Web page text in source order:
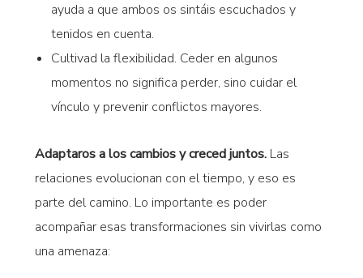
ayuda a que ambos os sintáis escuchados y
tenidos en cuenta.
Cultivad la flexibilidad. Ceder en algunos
momentos no significa perder, sino cuidar el
vínculo y prevenir conflictos mayores.
Adaptaros a los cambios y creced juntos.Las
relaciones evolucionan con el tiempo, y eso es
parte del camino. Lo importante es poder
acompañar esas transformaciones sin vivirlas como
una amenaza: